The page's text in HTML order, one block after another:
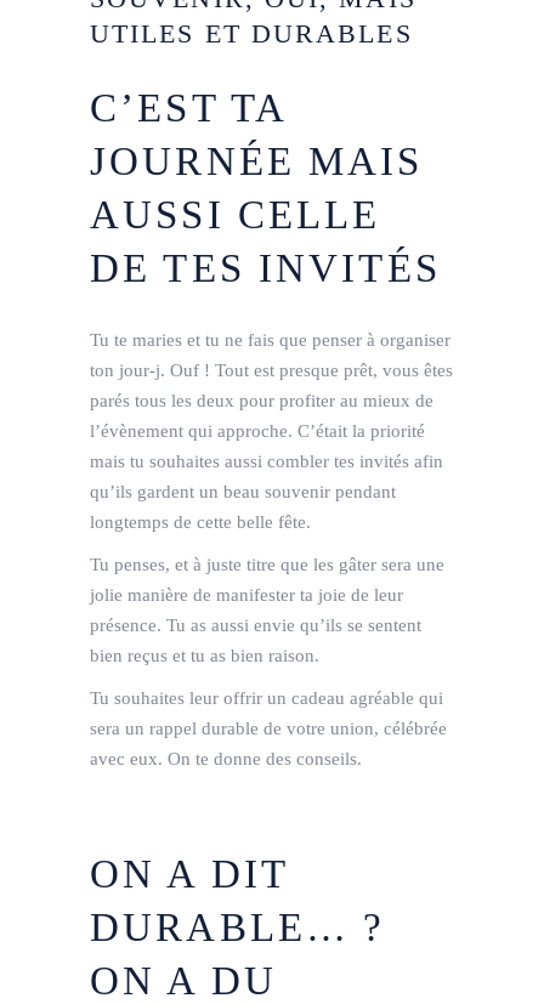
UTILES ET DURABLES
C’EST TA
JOURNÉE MAIS
AUSSI CELLE
DE TES INVITÉS
Tu te maries et tu ne fais que penser à organiser
ton jour-j. Ouf ! Tout est presque prêt, vous êtes
parés tous les deux pour profiter au mieux de
l’évènement qui approche. C’était la priorité
mais tu souhaites aussi combler tes invités afin
qu’ils gardent un beau souvenir pendant
longtemps de cette belle fête.
Tu penses, et à juste titre que les gâter sera une
jolie manière de manifester ta joie de leur
présence. Tu as aussi envie qu’ils se sentent
bien reçus et tu as bien raison.
Tu souhaites leur offrir un cadeau agréable qui
sera un rappel durable de votre union, célébrée
avec eux. On te donne des conseils.
ON A DIT
DURABLE… ?
ON A DU